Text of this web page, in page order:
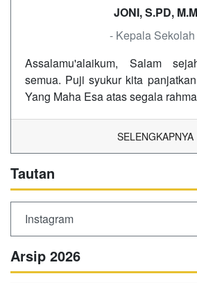
JONI, S.PD, M.M
- Kepala
Assalamu'alaikum, Salam
semua. Puji syukur kita
Yang Maha Esa atas segala
SELENGKAPNYA
Tautan
Instagram
Arsip 2026